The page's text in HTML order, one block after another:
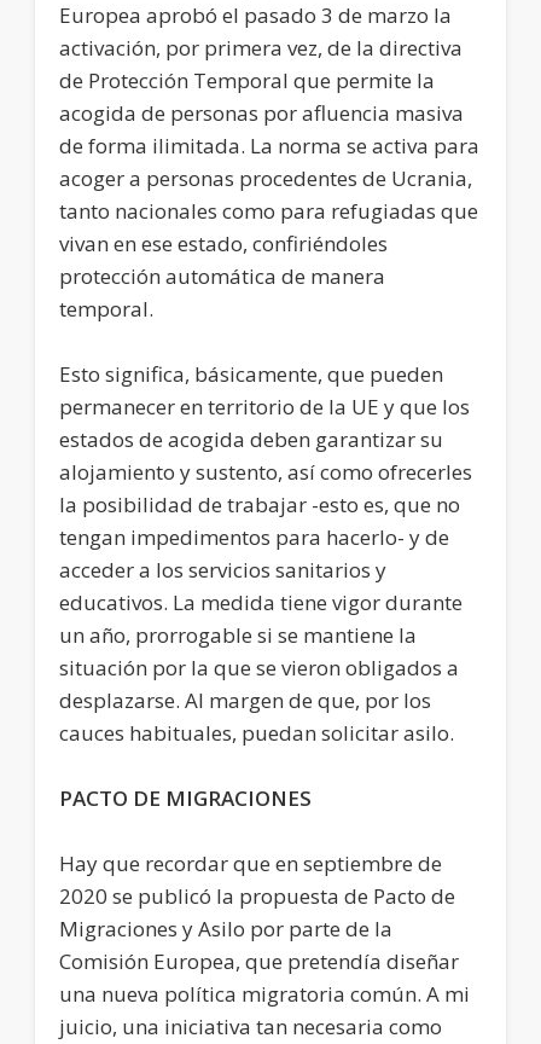
Europea aprobó el pasado 3 de marzo la
activación, por primera vez, de la directiva
de Protección Temporal que permite la
acogida de personas por afluencia masiva
de forma ilimitada. La norma se activa para
acoger a personas procedentes de Ucrania,
tanto nacionales como para refugiadas que
vivan en ese estado, confiriéndoles
protección automática de manera
temporal.
Esto significa, básicamente, que pueden
permanecer en territorio de la UE y que los
estados de acogida deben garantizar su
alojamiento y sustento, así como ofrecerles
la posibilidad de trabajar -esto es, que no
tengan impedimentos para hacerlo- y de
acceder a los servicios sanitarios y
educativos. La medida tiene vigor durante
un año, prorrogable si se mantiene la
situación por la que se vieron obligados a
desplazarse. Al margen de que, por los
cauces habituales, puedan solicitar asilo.
PACTO DE MIGRACIONES
Hay que recordar que en septiembre de
2020 se publicó la propuesta de Pacto de
Migraciones y Asilo por parte de la
Comisión Europea, que pretendía diseñar
una nueva política migratoria común. A mi
juicio, una iniciativa tan necesaria como